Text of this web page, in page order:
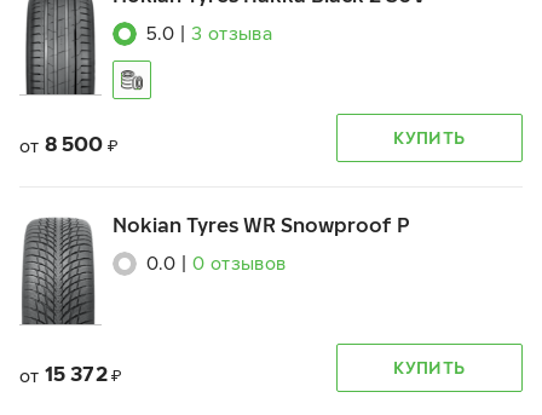
5.0 3 отзыва
от 8 500 ₽ КУПИТЬ
Nokian Tyres WR Snowproof P
0.0 0 отзывов
от 15 372 ₽ КУПИТЬ